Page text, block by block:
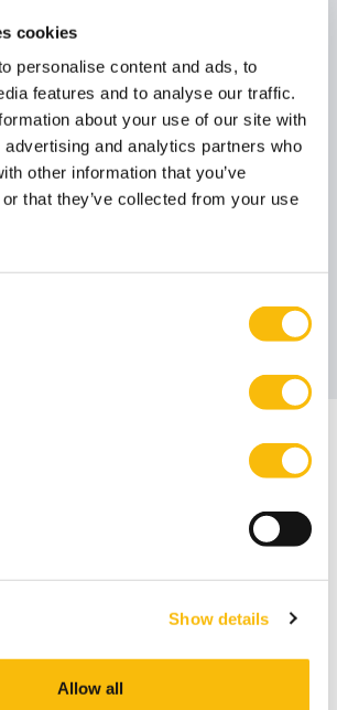
cookies
personalise content and ads, to
features and to analyse our traffic.
about your use of our site with
and analytics partners who
other information that you’ve
that they’ve collected from your use
Show details
Allow all
Functietitel:
Jan
Prof. dr. Winfried
Ruigrok
Functietitel:
Lid Foundation Board